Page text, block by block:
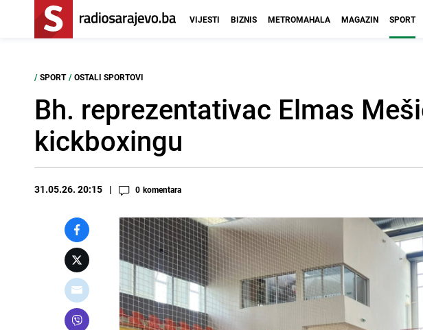
VIJESTI BIZNIS METROMAHALA MAGAZIN SPORT
/ SPORT / OSTALI SPORTOVI
Bh. reprezentativac Elmas
kickboxingu
31.05.26. 20:15 0 komentara